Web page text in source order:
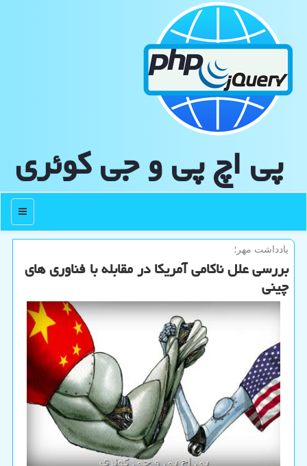
پی اچ پی و جی كوئری
منو
یادداشت مهر؛
بررسی علل ناکامی آمریکا در مقابله با فناوری های
چینی